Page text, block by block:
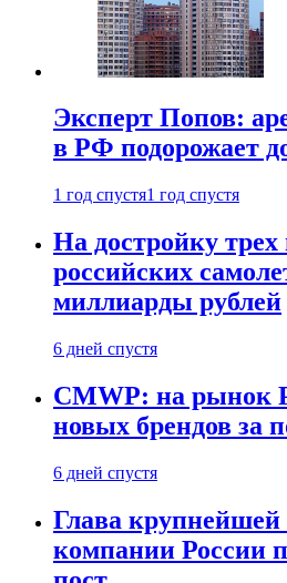
Эксперт Попов:
в РФ подорожает
1 год спустя1 год спустя
На достройку трех
российских
миллиарды рублей
6 дней спустя
CMWP: на
новых брендов за
6 дней спустя
Глава
компании России